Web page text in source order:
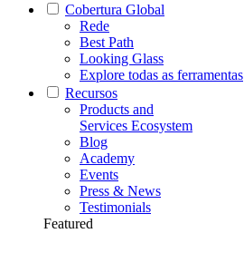
Cobertura Global
Rede
Best Path
Looking Glass
Explore todas as ferramentas
Recursos
Products and
Services Ecosystem
Blog
Academy
Events
Press & News
Testimonials
Featured